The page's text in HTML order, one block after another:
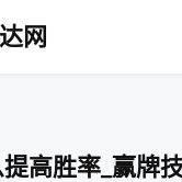
网
高胜率_赢牌